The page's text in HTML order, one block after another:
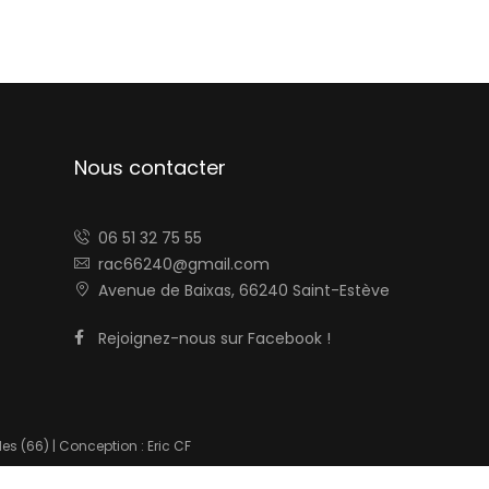
Nous contacter
06 51 32 75 55
rac66240@gmail.com
Avenue de Baixas, 66240 Saint-Estève
Rejoignez-nous sur Facebook !
(66) | Conception : Eric CF